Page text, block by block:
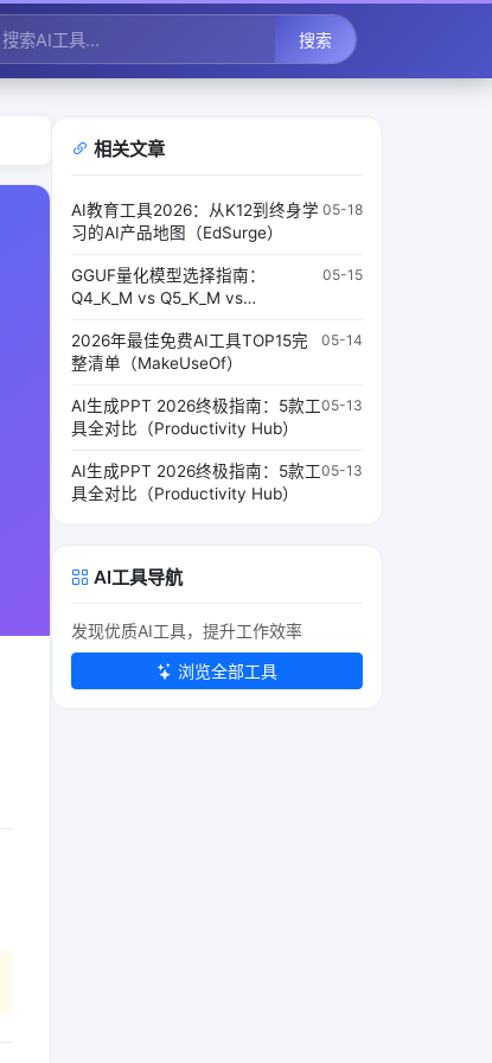
搜索
相关文章
AI教育工具2026：从K12到终身学
习的AI产品地图（EdSurge）
05-18
GGUF量化模型选择指南：
Q4_K_M vs Q5_K_M vs
05-15
2026年最佳免费AI工具TOP15完
整清单（MakeUseOf）
05-14
AI生成PPT 2026终极指南：5款工
具全对比（Productivity Hub）
05-13
AI生成PPT 2026终极指南：5款工
具全对比（Productivity Hub）
05-13
AI工具导航
发现优质AI工具，提升工作效率
浏览全部工具